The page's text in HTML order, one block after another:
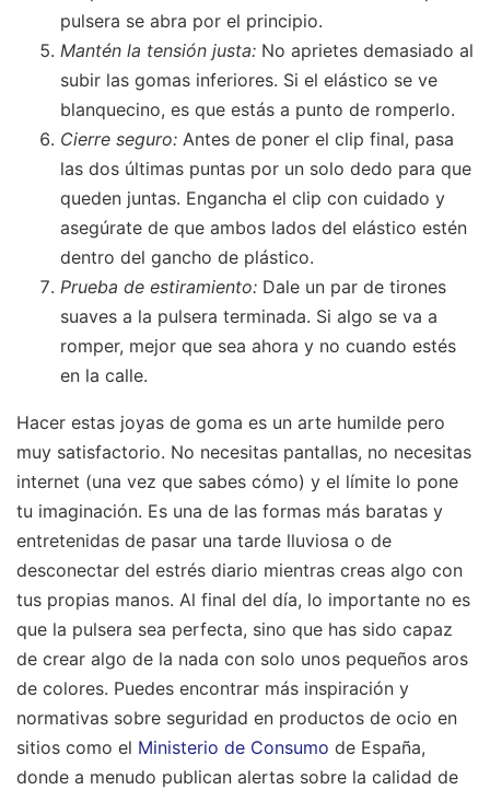
pulsera se abra por el principio.
Mantén la tensión justa: No aprietes demasiado al
subir las gomas inferiores. Si el elástico se ve
blanquecino, es que estás a punto de romperlo.
Cierre seguro: Antes de poner el clip final, pasa
las dos últimas puntas por un solo dedo para que
queden juntas. Engancha el clip con cuidado y
asegúrate de que ambos lados del elástico estén
dentro del gancho de plástico.
Prueba de estiramiento: Dale un par de tirones
suaves a la pulsera terminada. Si algo se va a
romper, mejor que sea ahora y no cuando estés
en la calle.
Hacer estas joyas de goma es un arte humilde pero
muy satisfactorio. No necesitas pantallas, no necesitas
internet (una vez que sabes cómo) y el límite lo pone
tu imaginación. Es una de las formas más baratas y
entretenidas de pasar una tarde lluviosa o de
desconectar del estrés diario mientras creas algo con
tus propias manos. Al final del día, lo importante no es
que la pulsera sea perfecta, sino que has sido capaz
de crear algo de la nada con solo unos pequeños aros
de colores. Puedes encontrar más inspiración y
normativas sobre seguridad en productos de ocio en
sitios como el Ministerio de Consumo de España,
donde a menudo publican alertas sobre la calidad de